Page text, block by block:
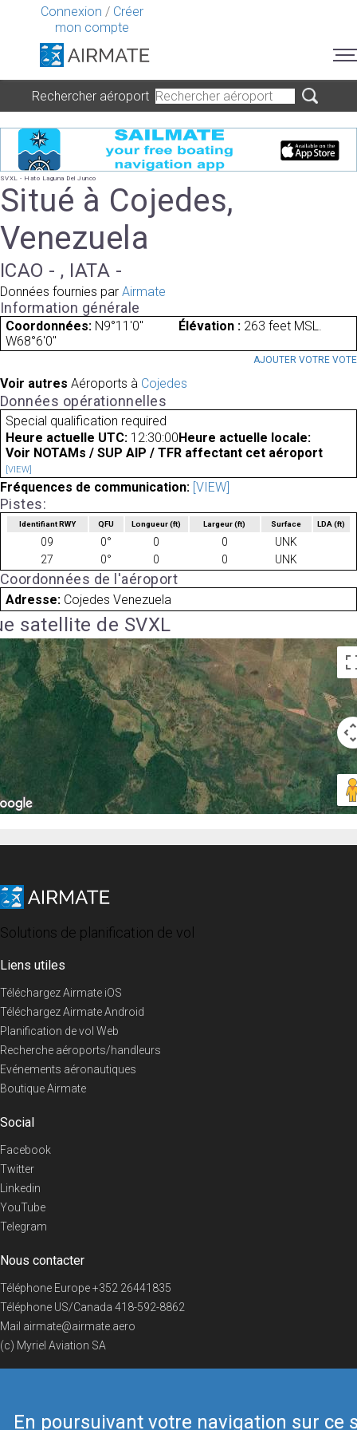
Connexion / Créer
mon compte
En poursuivant votre navigation sur ce
Rechercher aéroport
SVXL - Hato Laguna Del Junco
Situé à Cojedes,
Venezuela
ICAO - , IATA -
Données fournies par Airmate
Information générale
Coordonnées: N9°11'0"
W68°6'0"
Élévation : 263 feet MSL.
AJOUTER VOTRE VOTE
Voir autres Aéroports à Cojedes
Données opérationnelles
Special qualification required
Heure actuelle UTC: 12:30:00 Heure actuelle locale:
Voir NOTAMs / SUP AIP / TFR affectant cet aéroport
[VIEW]
Fréquences de communication: [VIEW]
Pistes:
Identifiant RWY QFU Longueur(ft) Largeur(ft) Surface LDA(ft)
09 0° 0 0
UNK
27
0° 0 0 UNK
Coordonnées de l'aéroport
Adresse: Cojedes Venezuela
satellite de SVXL
Solutions de planification de vol
Liens utiles
Téléchargez Airmate iOS
Téléchargez Airmate Android
Planification de vol Web
Recherche aéroports/handleurs
Evénements aéronautiques
Boutique Airmate
Social
Facebook
Twitter
Linkedin
YouTube
Telegram
Nous contacter
Téléphone Europe+352 26441835
Téléphone US/Canada 418-592-8862
Mail airmate@airmate.aero
(c) Myriel Aviation SA
© 2019 Airmate -Conditions d'utilisation-Vie privée Back to top